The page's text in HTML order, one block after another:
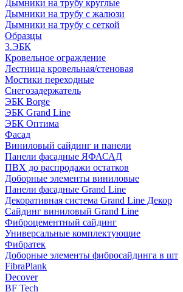
Дымники на трубу круглые
Дымники на трубу с жалюзи
Дымники на трубу с сеткой
Образцы
3.ЭБК
Кровельное ограждение
Лестница кровельная/стеновая
Мостики переходные
Снегозадержатель
ЭБК Borge
ЭБК Grand Line
ЭБК Оптима
Фасад
Виниловый сайдинг и панели
Панели фасадные ЯФАСАД
ПВХ до распродажи остатков
Доборные элементы виниловые
Панели фасадные Grand Line
Декоративная система Grand Line Декор
Сайдинг виниловый Grand Line
Фиброцементный сайдинг
Универсальные комплектующие
Фибратек
Доборные элементы фибросайдинга в шт
FibraPlank
Decover
BF Tech